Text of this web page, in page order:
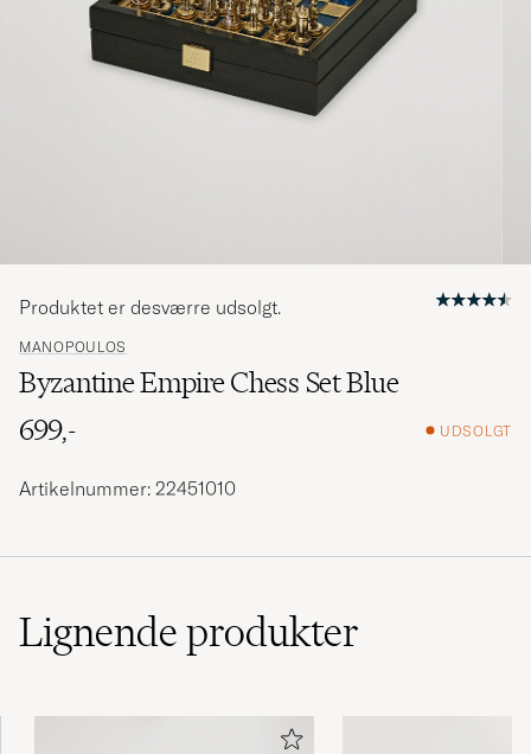
MANOPOULOS
Byzantine Empire Chess Set Blue
699,-
UDSOLGT
Produktet er desværre udsolgt.
Artikelnummer: 22451010
Lignendeprodukter